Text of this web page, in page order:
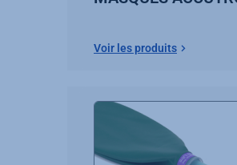
Voir les produits